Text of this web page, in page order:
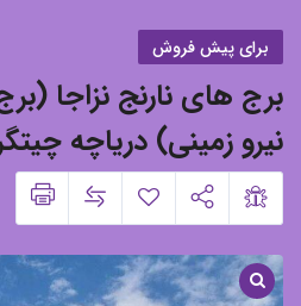
نزاجا
(برج
های
چهار
گانه
نیرو
برای پیش فروش
برج های نارنج نزاجا
نیرو زمینی) دریاچه